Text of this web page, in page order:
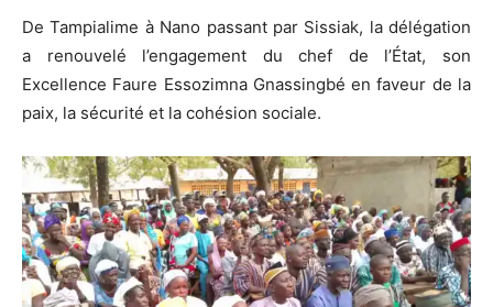
De Tampialime à Nano passant par Sissiak, la délégation
a renouvelé l’engagement du chef de l’État, son
Excellence Faure Essozimna Gnassingbé en faveur de la
paix, la sécurité et la cohésion sociale.